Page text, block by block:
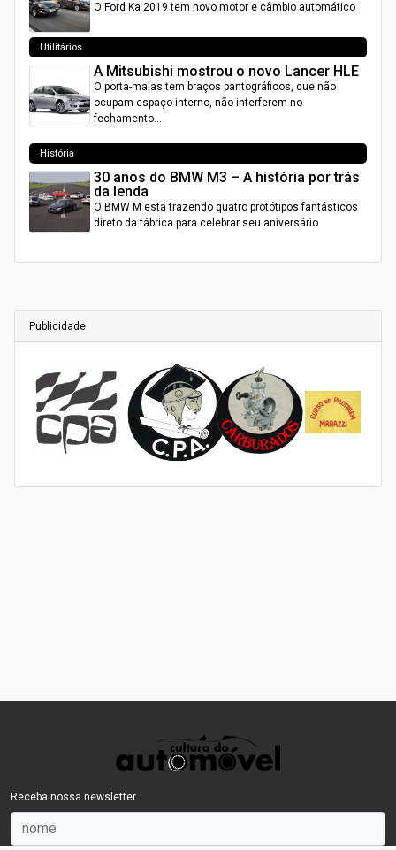
O Ford Ka 2019 tem novo motor e câmbio automático
Utilitários
A Mitsubishi mostrou o novo Lancer HLE
O porta-malas tem braços pantográficos, que não
ocupam espaço interno, não interferem no
fechamento…
História
30 anos do BMW M3 – A história por trás
da lenda
O BMW M está trazendo quatro protótipos fantásticos
direto da fábrica para celebrar seu aniversário
Publicidade
Receba nossa newsletter